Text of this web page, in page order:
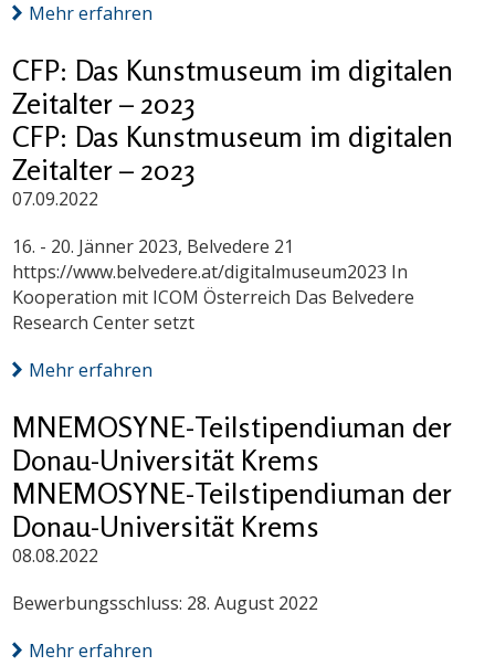
Mehr erfahren
CFP: Das Kunstmuseum im digitalen
Zeitalter – 2023
CFP: Das Kunstmuseum im digitalen
Zeitalter – 2023
07.09.2022
16. - 20. Jänner 2023, Belvedere 21
https://www.belvedere.at/digitalmuseum2023 In
Kooperation mit ICOM Österreich Das Belvedere
Research Center setzt
Mehr erfahren
MNEMOSYNE-Teilstipendiuman der
Donau-Universität Krems
MNEMOSYNE-Teilstipendiuman der
Donau-Universität Krems
08.08.2022
Bewerbungsschluss: 28. August 2022
Mehr erfahren